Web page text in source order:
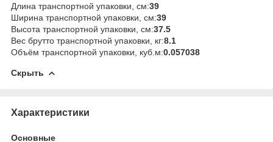
Длина транспортной упаковки, см:39
Ширина транспортной упаковки, см:39
Высота транспортной упаковки, см:37.5
Вес брутто транспортной упаковки, кг:8.1
Объём транспортной упаковки, куб.м:0.057038
Скрыть
Характеристики
Основные